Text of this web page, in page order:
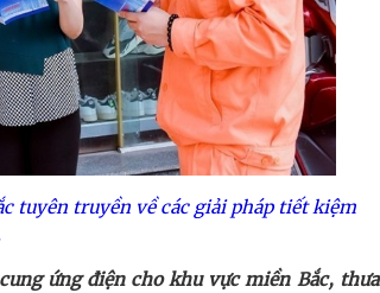
tuyên truyền về các giải pháp tiết kiệm
ứng điện cho khu vực miền Bắc, thưa